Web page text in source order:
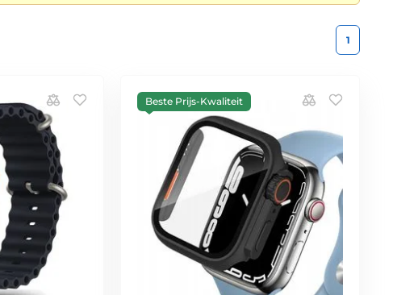
1
Beste Prijs-Kwaliteit